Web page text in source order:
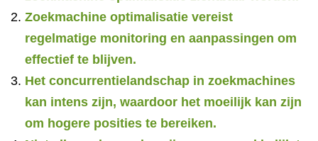
Zoekmachine optimalisatie vereist
regelmatige monitoring en aanpassingen om
effectief te blijven.
Het concurrentielandschap in zoekmachines
kan intens zijn, waardoor het moeilijk kan zijn
om hogere posities te bereiken.